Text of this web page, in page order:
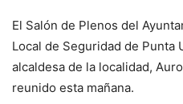
El Salón de Plenos del
Local de Seguridad de Punta
alcaldesa de la localidad,
reunido esta mañana.